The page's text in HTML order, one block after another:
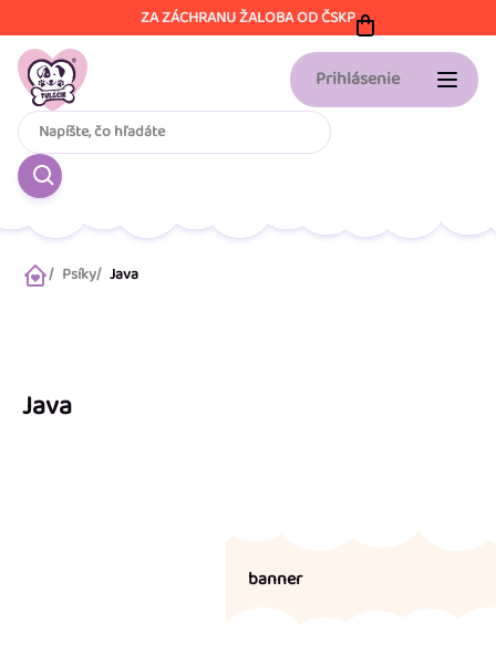
na
obsah
ZA ZÁCHRANU ŽALOBA OD ČSKP
Prihlásenie
DomovPsíky Java
Java
banner